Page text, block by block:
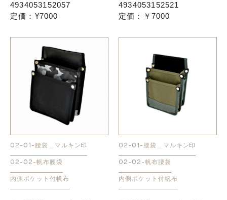
4934053152057
定価：¥7000
4934053152521
定価：￥7000
02-01-腰袋＿マルキン印
02-02-帆布腰袋
内側ポケット付帆布
02-01-腰袋＿マルキン印
02-02-帆布腰袋
内側ポケット付帆布